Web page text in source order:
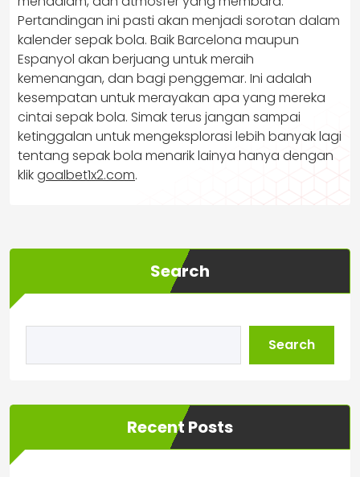
Pertandingan ini pasti akan menjadi sorotan dalam
kalender sepak bola. Baik Barcelona maupun
Espanyol akan berjuang untuk meraih
kemenangan, dan bagi penggemar. Ini adalah
kesempatan untuk merayakan apa yang mereka
cintai sepak bola. Simak terus jangan sampai
ketinggalan untuk mengeksplorasi lebih banyak lagi
tentang sepak bola menarik lainya hanya dengan
klikgoalbet1x2.com.
Search
Search
Recent Posts